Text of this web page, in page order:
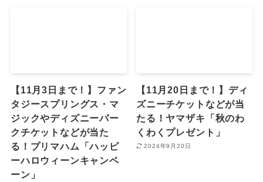
【11月3日まで！】ファン
タジースプリングス・マ
ジックやディズニーパー
クチケットなどが当た
る！プリマハム「ハッピ
ーハロウィーンキャンペ
ーン」
【11月20日まで！】ディ
ズニーチケットなどが当
たる！ヤマザキ「秋のわ
くわくプレゼント」
2024年9月20日